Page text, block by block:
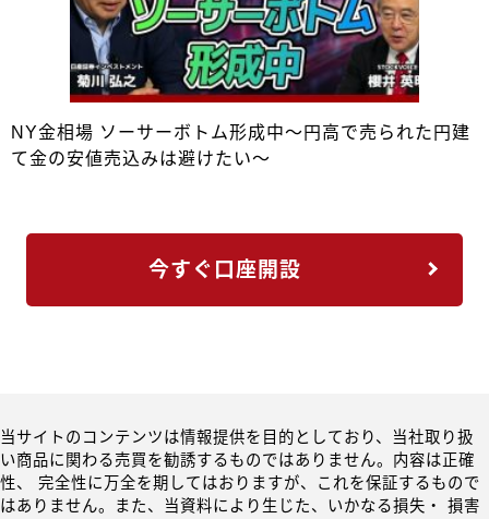
NY金相場 ソーサーボトム形成中～円高で売られた円建
て金の安値売込みは避けたい～
今すぐ口座開設
当サイトのコンテンツは情報提供を目的としており、当社取り扱
い商品に関わる売買を勧誘するものではありません。内容は正確
性、 完全性に万全を期してはおりますが、これを保証するもので
はありません。また、当資料により生じた、いかなる損失・ 損害